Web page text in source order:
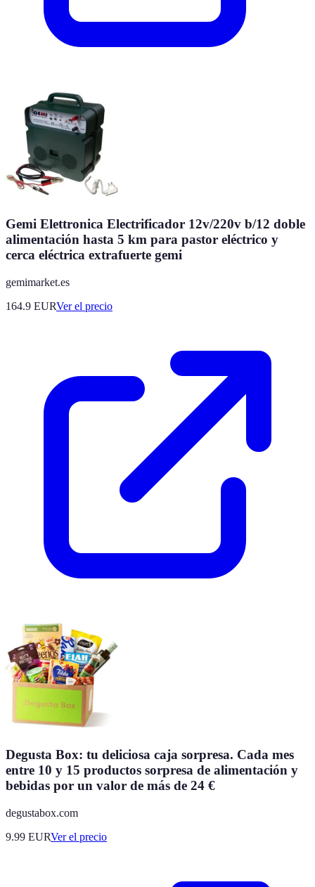
Gemi Elettronica Electrificador 12v/220v b/12 doble
alimentación hasta 5 km para pastor eléctrico y
cerca eléctrica extrafuerte gemi
gemimarket.es
164.9 EURVer el precio
Degusta Box: tu deliciosa caja sorpresa. Cada mes
entre 10 y 15 productos sorpresa de alimentación y
bebidas por un valor de más de 24 €
degustabox.com
9.99 EURVer el precio